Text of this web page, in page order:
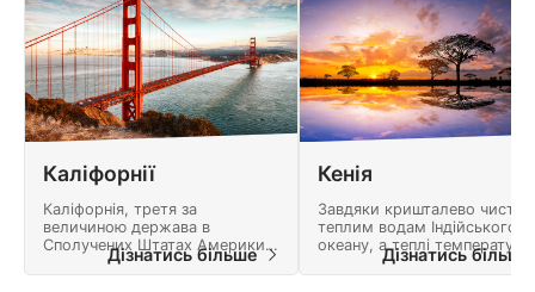
Каліфорнії
Каліфорнія, третя за
величиною держава в
Сполучених Штатах Америки,
може похвалитися одними з
кращих холодної води дайвінг
Дізнатись більше
Кенія
Завдяки кришталево
теплим водам Індійського
океану, а теплі температури
повітря цілий рік, підводне
плавання в Кенії пропонує
Дізнатись